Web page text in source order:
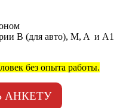
B (для авто), M, A и А1
без опыта работы.
АНКЕТУ